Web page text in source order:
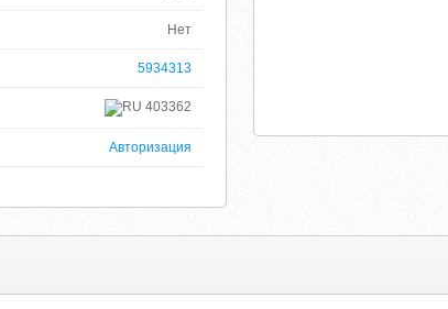
Нет
5934313
403362
Авторизация